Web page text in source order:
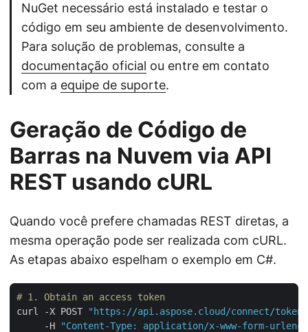
NuGet necessário está instalado e testar o
código em seu ambiente de desenvolvimento.
Para solução de problemas, consulte a
documentação oficial ou entre em contato
com a equipe de suporte.
Geração de Código de
Barras na Nuvem via API
REST usando cURL
Quando você prefere chamadas REST diretas, a
mesma operação pode ser realizada com cURL.
As etapas abaixo espelham o exemplo em C#.
# 1. Obtain an access token
curl -X POST
"https://api.aspose.cloud/connect/token"
     -H
"Content-Type: application/x-www-form-